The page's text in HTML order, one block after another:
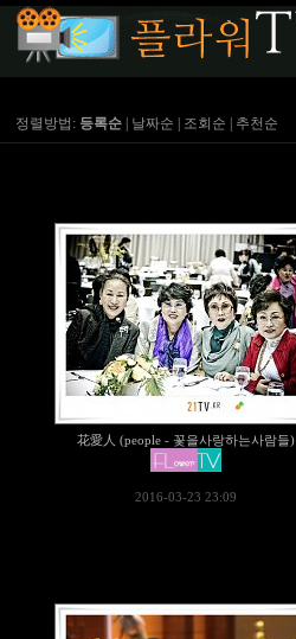
정렬방법: 등록순 날짜순 조회순 추천순
花愛人 (people - 꽃을사랑하는사람들)
2016-03-23 23:09